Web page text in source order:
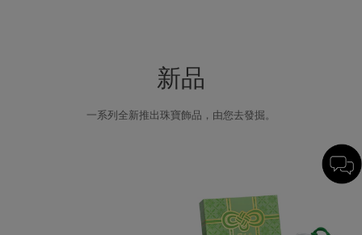
新品
一系列全新推出珠寶飾品，由您去發掘。